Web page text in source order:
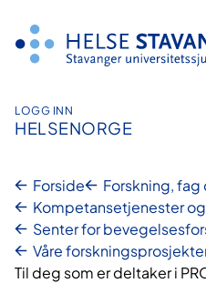
innhold
LOGG INN
HELSENORGE
Forside
Forskning,
Kompetansetjenester
Senter for
Våre
Til deg som er deltaker i